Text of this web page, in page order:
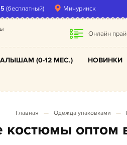
Онлайн
(0-12 МЕС.) НОВИНКИ
Мичуринск
(бесплатный)
Главная Одежда упаковками
костюмы